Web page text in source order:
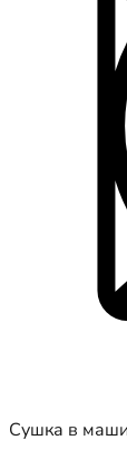
Сушка в